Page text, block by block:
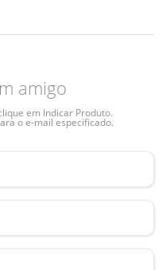
amigo
em Indicar Produto.
o e-mail especificado.